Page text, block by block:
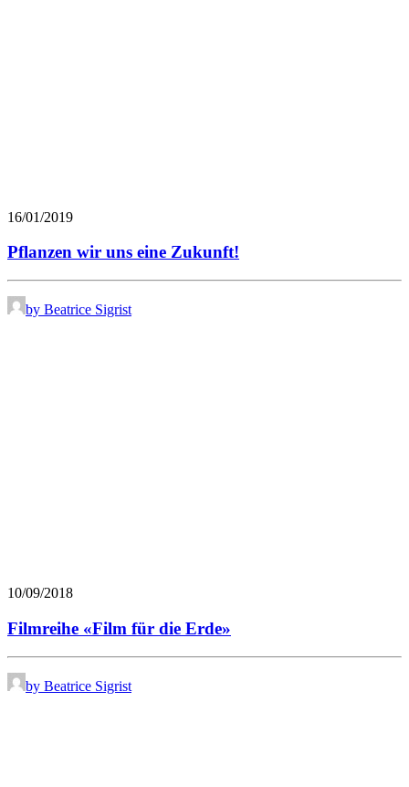
16/01/2019
Pflanzen wir uns eine Zukunft!
by Beatrice Sigrist
10/09/2018
Filmreihe «Film für die Erde»
by Beatrice Sigrist